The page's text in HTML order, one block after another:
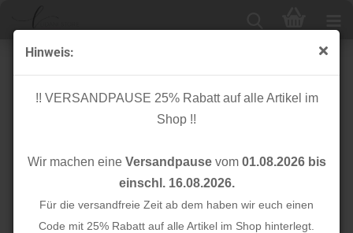
Hinweis:
!! VERSANDPAUSE 25% Rabatt auf alle Artikel im
Shop !!
Wir machen eine Versandpausevom 01.08.2026 bis
einschl. 16.08.2026.
Für die versandfreie Zeit ab dem haben wir euch einen
Code mit 25% Rabatt auf alle Artikel im Shop hinterlegt.
Viskose - Lina - senf